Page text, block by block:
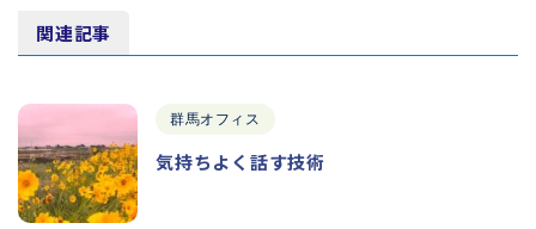
関連記事
群馬オフィス
気持ちよく話す技術